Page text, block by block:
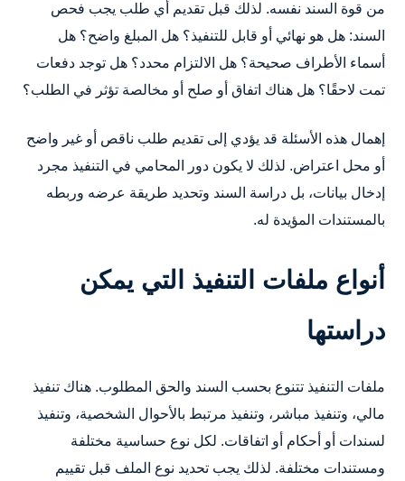
من قوة السند نفسه. لذلك قبل تقديم أي طلب يجب فحص
السند: هل هو نهائي أو قابل للتنفيذ؟ هل المبلغ واضح؟ هل
أسماء الأطراف صحيحة؟ هل الالتزام محدد؟ هل توجد دفعات
تمت لاحقًا؟ هل هناك اتفاق أو صلح أو مخالصة تؤثر في الطلب؟
إهمال هذه الأسئلة قد يؤدي إلى تقديم طلب ناقص أو غير واضح
أو محل اعتراض. لذلك لا يكون دور المحامي في التنفيذ مجرد
إدخال بيانات، بل دراسة السند وتحديد طريقة عرضه وربطه
بالمستندات المؤيدة له.
أنواع ملفات التنفيذ التي يمكن
دراستها
ملفات التنفيذ تتنوع بحسب السند والحق المطلوب. هناك تنفيذ
مالي، وتنفيذ مباشر، وتنفيذ مرتبط بالأحوال الشخصية، وتنفيذ
لسندات أو أحكام أو اتفاقات. لكل نوع حساسية مختلفة
ومستندات مختلفة. لذلك يجب تحديد نوع الملف قبل تقييم